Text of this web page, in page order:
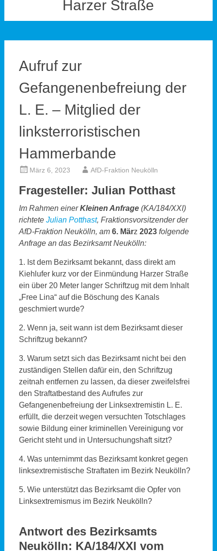
Harzer Straße
Aufruf zur
Gefangenenbefreiung der
L. E. – Mitglied der
linksterroristischen
Hammerbande
März 6, 2023 AfD-Fraktion Neukölln
Fragesteller: Julian Potthast
Im Rahmen einerKleinen Anfrage(KA/184/XXI)
richtete Julian Potthast, Fraktionsvorsitzender der
AfD-Fraktion Neukölln, am 6. März 2023folgende
Anfrage an das Bezirksamt Neukölln:
1. Ist dem Bezirksamt bekannt, dass direkt am
Kiehlufer kurz vor der Einmündung Harzer Straße
ein über 20 Meter langer Schriftzug mit dem Inhalt
„Free Lina“ auf die Böschung des Kanals
geschmiert wurde?
2. Wenn ja, seit wann ist dem Bezirksamt dieser
Schriftzug bekannt?
3. Warum setzt sich das Bezirksamt nicht bei den
zuständigen Stellen dafür ein, den Schriftzug
zeitnah entfernen zu lassen, da dieser zweifelsfrei
den Straftatbestand des Aufrufes zur
Gefangenenbefreiung der Linksextremistin L. E.
erfüllt, die derzeit wegen versuchten Totschlages
sowie Bildung einer kriminellen Vereinigung vor
Gericht steht und in Untersuchungshaft sitzt?
4. Was unternimmt das Bezirksamt konkret gegen
linksextremistische Straftaten im Bezirk Neukölln?
5. Wie unterstützt das Bezirksamt die Opfer von
Linksextremismus im Bezirk Neukölln?
Antwort des Bezirksamts
Neukölln: KA/184/XXI vom